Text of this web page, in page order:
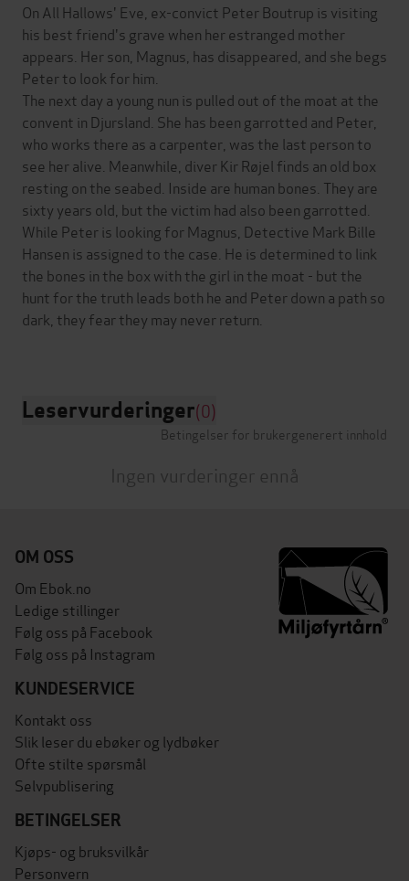
On All Hallows' Eve, ex-convict Peter Boutrup is visiting
his best friend's grave when her estranged mother
appears. Her son, Magnus, has disappeared, and she begs
Peter to look for him.
The next day a young nun is pulled out of the moat at the
convent in Djursland. She has been garrotted and Peter,
who works there as a carpenter, was the last person to
see her alive. Meanwhile, diver Kir Røjel finds an old box
resting on the seabed. Inside are human bones. They are
sixty years old, but the victim had also been garrotted.
While Peter is looking for Magnus, Detective Mark Bille
Hansen is assigned to the case. He is determined to link
the bones in the box with the girl in the moat - but the
hunt for the truth leads both he and Peter down a path so
dark, they fear they may never return.
Leservurderinger(0)
Betingelser for brukergenerert innhold
Ingen vurderinger ennå
OM OSS
Om Ebok.no
Ledige stillinger
Følg oss på Facebook
Følg oss på Instagram
KUNDESERVICE
Kontakt oss
Slik leser du ebøker og lydbøker
Ofte stilte spørsmål
Selvpublisering
BETINGELSER
Kjøps- og bruksvilkår
Personvern